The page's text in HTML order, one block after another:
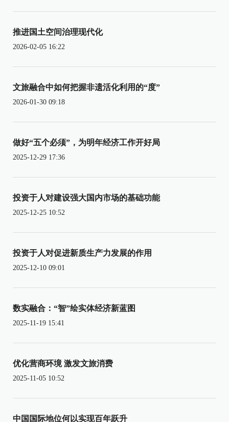
推进国土空间治理现代化
2026-02-05 16:22
文旅融合中如何把握非遗活化利用的“度”
2026-01-30 09:18
做好“五个必须”，为明年经济工作开好局
2025-12-29 17:36
投资于人对建设强大国内市场的基础功能
2025-12-25 10:52
投资于人对促进新质生产力发展的作用
2025-12-10 09:01
数实融合：“智”绘实体经济新蓝图
2025-11-19 15:41
优化营商环境 激发文旅消费
2025-11-05 10:52
中国国际地位何以实现百年跃升